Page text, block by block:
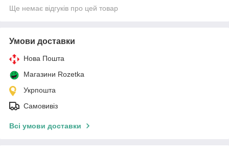
Ще немає відгуків про цей товар
Умови доставки
Нова Пошта
Магазини Rozetka
Укрпошта
Самовивіз
Всі умови доставки